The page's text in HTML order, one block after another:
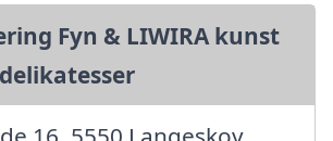
Fyn & LIWIRA kunst